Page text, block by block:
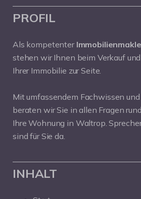
PROFIL
Als kompetenter
stehen wir Ihnen beim Verkauf
Ihrer Immobilie zur Seite.
Mit umfassendem Fachwissen
beraten wir Sie in allen Fragen
Ihre Wohnung in Waltrop.
sind für Sie da.
INHALT